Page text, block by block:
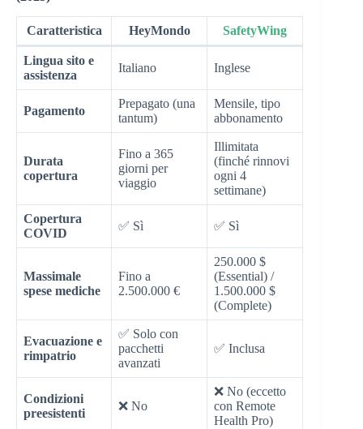
Caratteristica HeyMondo SafetyWing
Lingua sito e
assistenza
Italiano Inglese
Pagamento
Prepagato (una
tantum)
Mensile, tipo
abbonamento
Durata
copertura
Fino a 365
giorni per
viaggio
Illimitata
(finché rinnovi
ogni 4
settimane)
Copertura
COVID
✅ Sì ✅ Sì
Massimale
spese mediche
Fino a
2.500.000 €
250.000 $
(Essential) /
1.500.000 $
(Complete)
Evacuazione e
rimpatrio
✅ Solo con
pacchetti
avanzati
✅ Inclusa
Condizioni
preesistenti
❌ No
❌ No (eccetto
con Remote
Health Pro)